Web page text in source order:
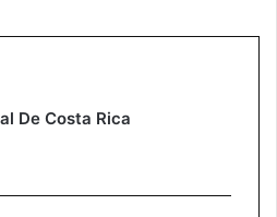
De Costa Rica